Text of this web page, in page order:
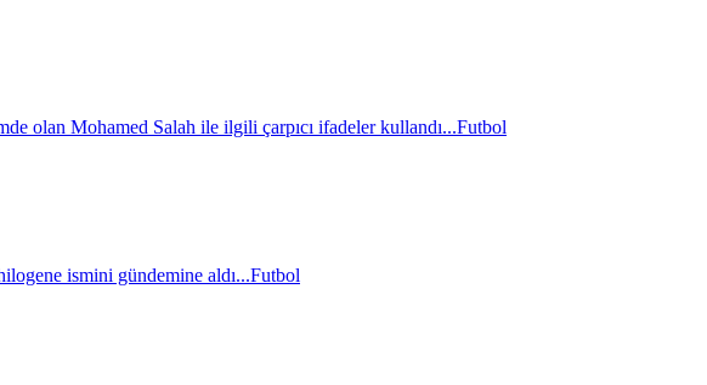
olan Mohamed Salah ile ilgili çarpıcı ifadeler kullandı...Futbol
ismini gündemine aldı...Futbol